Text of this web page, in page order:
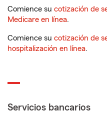
Comience su cotización de
Medicare en línea.
Comience su cotización de
hospitalización en línea.
Servicios bancarios